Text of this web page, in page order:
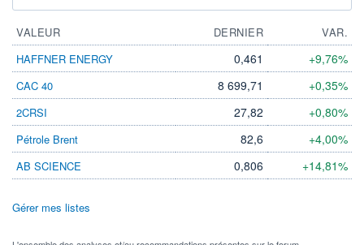
VALEUR DERNIER
VAR.
HAFFNER ENERGY
0,461 +9,76%
CAC 40 8 699,71 +0,35%
2CRSI 27,82 +0,80%
Pétrole Brent 82,6 +4,00%
AB SCIENCE 0,806 +14,81%
Gérer mes listes